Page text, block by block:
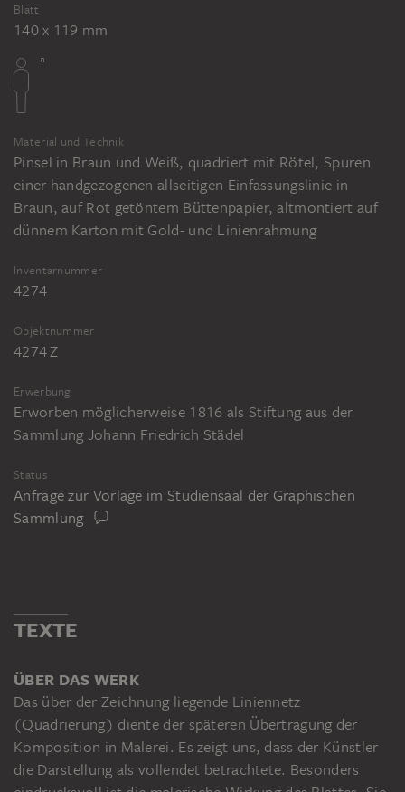
Blatt
140 x 119 mm
Material und Technik
Pinsel in Braun und Weiß, quadriert mit Rötel, Spuren
einer handgezogenen allseitigen Einfassungslinie in
Braun, auf Rot getöntem Büttenpapier, altmontiert auf
dünnem Karton mit Gold- und Linienrahmung
Inventarnummer
4274
Objektnummer
4274 Z
Erwerbung
Erworben möglicherweise 1816 als Stiftung aus der
Sammlung Johann Friedrich Städel
Status
Anfrage zur Vorlage im Studiensaal der Graphischen
Sammlung
TEXTE
ÜBER DAS WERK
Das über der Zeichnung liegende Liniennetz
(Quadrierung) diente der späteren Übertragung der
Komposition in Malerei. Es zeigt uns, dass der Künstler
die Darstellung als vollendet betrachtete. Besonders